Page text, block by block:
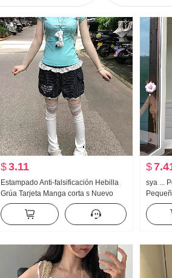
$3.11
Estampado Anti-falsificación Hebilla
Grúa Tarjeta Manga corta s Nuevo
Versátil Moda Adelgazante Estilo
Sencillo Casual Estilo coreano
$
sya ...
Mujer
Collar
de